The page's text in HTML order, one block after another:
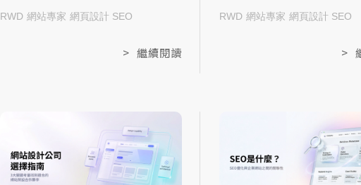
Breadcrumb、版面一致性與技術
RWD 網站專家 網頁設計 SEO
> 繼續閱讀
Sitemap 與內部連結策略
RWD 網站專家 網頁設計 SEO
>